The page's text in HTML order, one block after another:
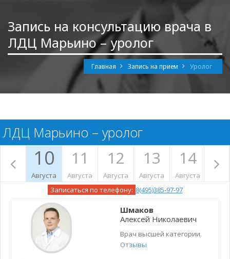
Запись на консультацию врача в
ЛДЦ Марьино – уролог
Главная Запись на прием Уролог
ЛДЦ Марьино – уролог
10
Августа
11
Августа
12
Августа
13
Августа
14
Августа
Записаться по телефону: 8(495)385-97-97
Шмаков
Алексей Николаевич
Врач высшей категории.
Отзывы